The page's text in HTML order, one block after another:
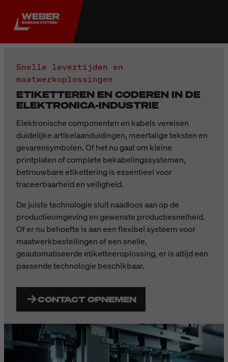
Snelle levertijden en
maatwerkoplossingen
ETIKETTEREN EN CODEREN IN DE
ELEKTRONICA-INDUSTRIE
Elektronische componenten en kabels vereisen
duidelijke artikelaanduidingen, meertalige teksten en
gevarensymbolen. Of het nu gaat om kleine
printplaten of complete bekabelingssystemen,
betrouwbare etikettering is essentieel voor
traceerbaarheid en veiligheid.
De juiste technologie sluit naadloos aan op de
productieomgeving en gewenste productiesnelheid.
Of er nu behoefte is aan een flexibel systeem voor
maatwerkbestellingen of een snelle,
geautomatiseerde etiketteeroplossing, er is altijd een
passende technologie beschikbaar.
CONTACT OPNEMEN